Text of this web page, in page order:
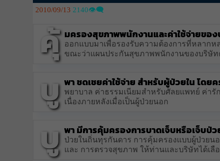
2010/09/13 2140👁️‍🗨️
คุ้ มครองสุขภาพพนักงานและค่าใช้จ่ายข
ออกแบบมาเพื่อรองรับความต้องการที่หลาก
ขณะว่าแผนประกันสุขภาพพนักงานของบริษั
บู พา ชดเชยค่าใช้จ่าย สำหรับผู้ป่วยใน โดย
พยาบาล ค่าธรรมเนียมสำหรับศัลยแพทย์ ค่า
เนื่องภายหลังเมื่อเป็นผู้ป่วยนอก
บู พา มีการคุ้มครองการบาดเจ็บหรือเจ็บ
ป่วยในถิ่นทุรกันดาร การคุ้มครองแบบผู้ป่วย
และ การตรวจสุขภาพ ให้ท่านและบริษัทได้เ